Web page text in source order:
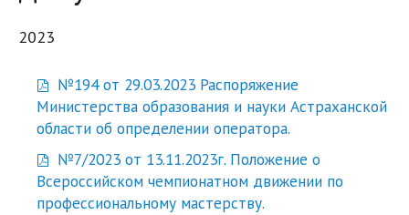
2023
№194 от 29.03.2023 Распоряжение
Министерства образования и науки Астраханской
области об определении оператора.
№7/2023 от 13.11.2023г. Положение о
Всероссийском чемпионатном движении по
профессиональному мастерству.